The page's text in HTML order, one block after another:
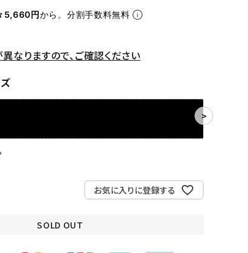
5,660円から。分割手数料無料
なりますので、ご確認ください
お気に入りに登録する
SOLD OUT